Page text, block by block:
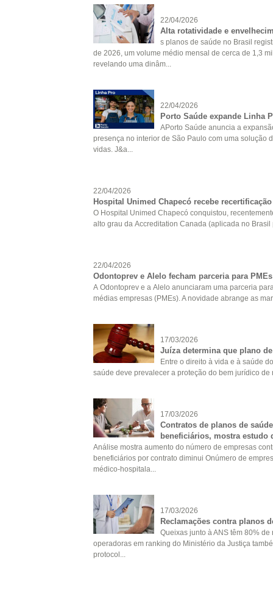
22/04/2026
Alta rotatividade e
s planos de saúde no Brasil
de 2026, um volume médio mensal de cerca de 1,3
revelando uma dinâm...
22/04/2026
Porto Saúde expande Linha
APorto Saúde anuncia a
presença no interior de São Paulo com uma solução
vidas. J&a...
22/04/2026
Hospital Unimed Chapecó recebe
O Hospital Unimed Chapecó conquistou,
alto grau da Accreditation Canada (aplicada no
22/04/2026
Odontoprev e Alelo fecham parceria para PMEs
A Odontoprev e a Alelo anunciaram uma parceria
médias empresas (PMEs). A novidade abrange as
17/03/2026
Juíza determina que plano
Entre o direito à vida e à saúde
saúde deve prevalecer a proteção do bem jurídico
17/03/2026
Contratos de planos de
beneficiários, mostra estudo
Análise mostra aumento do número de empresas
beneficiários por contrato diminui Onúmero de
médico-hospitala...
17/03/2026
Reclamações contra planos
Queixas junto à ANS têm 80%
operadoras em ranking do Ministério da Justiça
protocol...